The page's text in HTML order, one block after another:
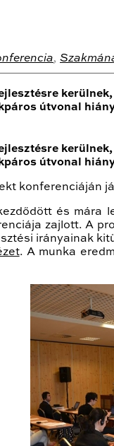
,
útvonal
útvonal
konferenciáján
és mára
zajlott. A
irányainak
. A munka